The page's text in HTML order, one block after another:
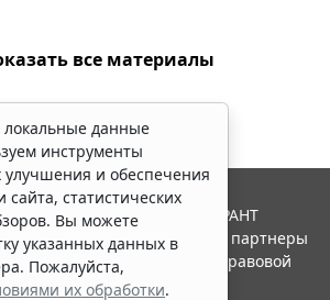
все материалы
данные
инструменты
улучшения и обеспечения
сайта, статистических
Вы можете
указанных данных в
Пожалуйста,
их обработки.
СЕРВИС", 2026. Система ГАРАНТ
года. Компания "Гарант" и ее партнеры
Российской ассоциации правовой